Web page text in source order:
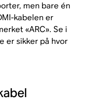
men bare én
kabelen er
«ARC». Se i
er sikker på hvor